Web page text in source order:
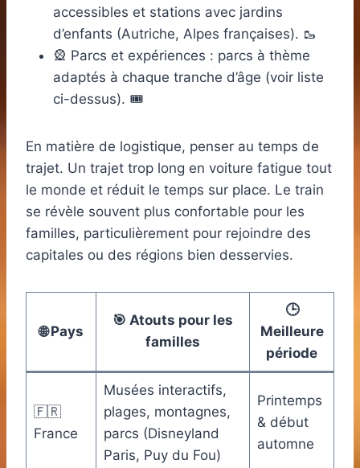
accessibles et stations avec jardins
d’enfants (Autriche, Alpes françaises). 🥾
🎡 Parcs et expériences : parcs à thème
adaptés à chaque tranche d’âge (voir liste
ci-dessus). 🎟️
En matière de logistique, penser au temps de
trajet. Un trajet trop long en voiture fatigue tout
le monde et réduit le temps sur place. Le train
se révèle souvent plus confortable pour les
familles, particulièrement pour rejoindre des
capitales ou des régions bien desservies.
🌐 Pays
🎯 Atouts pour les
familles
🕒
Meilleure
période
🇫🇷
France
Musées interactifs,
plages, montagnes,
parcs (Disneyland
Paris, Puy du Fou)
Printemps
& début
automne